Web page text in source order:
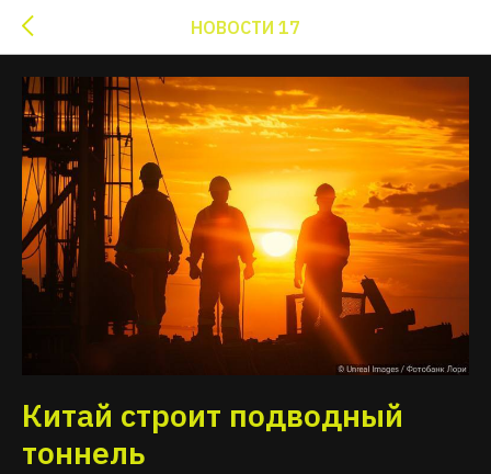
НОВОСТИ 17
Китай строит подводный
тоннель